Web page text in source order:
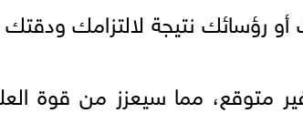
أو رؤسائك نتيجة لالتزامك
متوقع، مما سيعزز من قوة